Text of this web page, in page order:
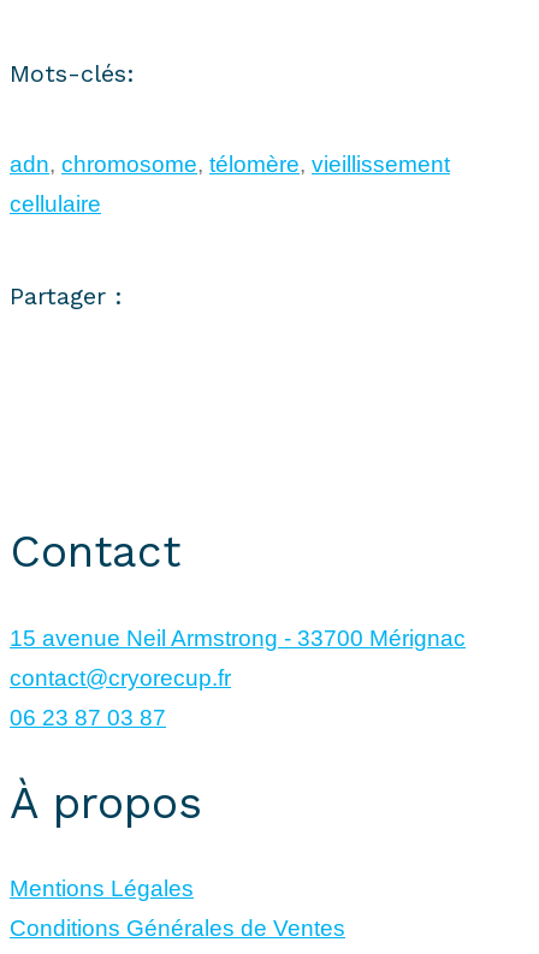
Mots-clés:
adn, chromosome, télomère, vieillissement
cellulaire
Partager :
Contact
15 avenue Neil Armstrong - 33700 Mérignac
contact@cryorecup.fr
06 23 87 03 87
À propos
Mentions Légales
Conditions Générales de Ventes